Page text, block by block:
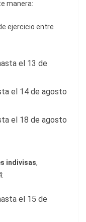
manera:
ejercicio entre
el 13 de
el 14 de agosto
el 18 de agosto
indivisas,
el 15 de